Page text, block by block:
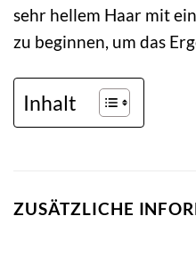
sehr hellem Haar mit
zu beginnen, um das
Inhalt
ZUSÄTZLICHE